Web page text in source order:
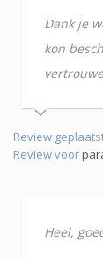
Dank je
kon
Review
Review voor
Heel,